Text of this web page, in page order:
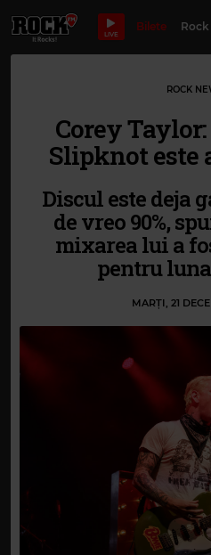
LIVE
Bilete
ROCK
Corey
Slipknot este
Discul este deja
de vreo 90%,
mixarea lui a
pentru
MARȚI, 21